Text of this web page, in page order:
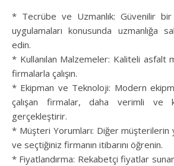
* Tecrübe ve Uzmanlık: Güvenilir
uygulamaları konusunda uzmanlığa
edin.
* Kullanılan Malzemeler: Kaliteli asfalt
firmalarla çalışın.
* Ekipman ve Teknoloji: Modern
çalışan firmalar, daha verimli ve
gerçekleştirir.
* Müşteri Yorumları: Diğer müşterilerin
ve seçtiğiniz firmanın itibarını öğrenin.
* Fiyatlandırma: Rekabetçi fiyatlar